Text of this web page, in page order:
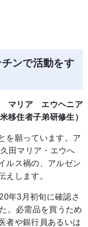
ンで活動をす
マリア エウヘニア
移住者子弟研修生）
を願っています。ア
田マリア・エウへ
ルス禍の、アルゼン
えします。
年3月初旬に確認さ
。必需品を買うため
者や銀行員あるいは